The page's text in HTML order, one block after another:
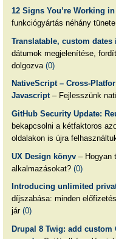
12 Signs You’re Working
funkciógyártás néhány tünete
Translatable, custom
dátumok megjelenítése,
dolgozva (0)
NativeScript – Cross-
Javascript– Fejlesszünk
GitHub Security Update:
bekapcsolni a kétfaktoros
oldalakon is újra
UX Design könyv– Hogyan
alkalmazásokat? (0)
Introducing unlimited
díjszabása: minden
jár (0)
Drupal 8 Twig: add